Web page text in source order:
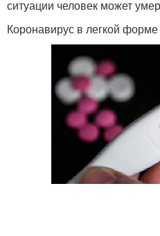
ситуации человек может
Коронавирус в легкой форме